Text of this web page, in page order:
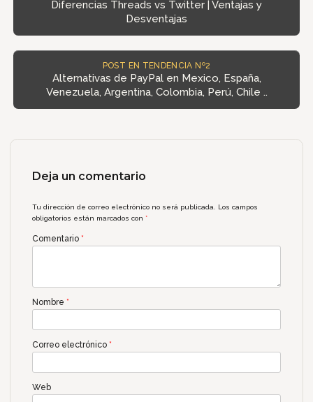
Diferencias Threads vs Twitter | Ventajas y
Desventajas
POST EN TENDENCIA Nº2
Alternativas de PayPal en Mexico, España,
Venezuela, Argentina, Colombia, Perú, Chile ..
Deja un comentario
Tu dirección de correo electrónico no será publicada.
Los campos
obligatorios están marcados con*
Comentario *
Nombre *
Correo electrónico *
Web